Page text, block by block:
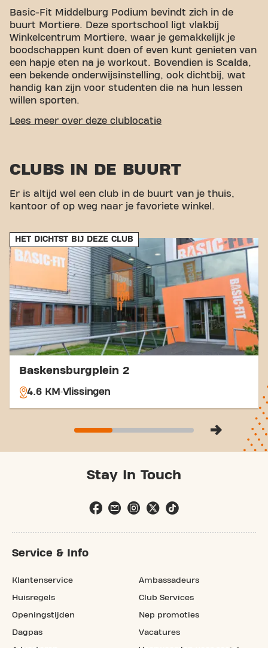
Basic-Fit Middelburg Podium bevindt zich in de
buurt Mortiere. Deze sportschool ligt vlakbij
Winkelcentrum Mortiere, waar je gemakkelijk je
boodschappen kunt doen of even kunt genieten van
een hapje eten na je workout. Bovendien is Scalda,
een bekende onderwijsinstelling, ook dichtbij, wat
handig kan zijn voor studenten die na hun lessen
willen sporten.
GEMAKKELIJKE BEREIKBAARHEID
Auto:Er is een groot parkeerterrein beschikbaar,
Bus:De dichtstbijzijnde bushalte is
Podium/Scalda, op slechts een paar minuten
Met onze centrale ligging en toegankelijke
vervoersverbindingen is het bereiken van je
fitnessdoelen nog nooit zo makkelijk geweest. Kom
naar Basic-Fit Middelburg Podium in Middelburg en
maak deel uit van onze fitnessgemeenschap.
Lees meer over deze clublocatie
CLUBS IN DE BUURT
Er is altijd wel een club in de buurt van je thuis,
kantoor of op weg naar je favoriete winkel.
HET DICHTST BIJ DEZE CLUB
Baskensburgplein 2
4.6 KM Vlissingen
Stay In Touch
Service & Info
Klantenservice
Huisregels
Openingstijden
Dagpas
Ambassadeurs
Club Services
Nep promoties
Vacatures